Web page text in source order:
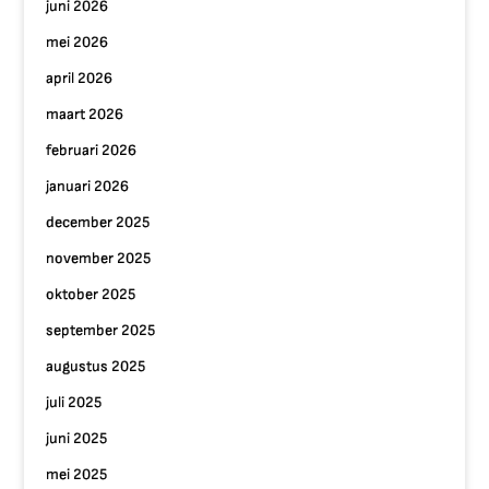
juni 2026
mei 2026
april 2026
maart 2026
februari 2026
januari 2026
december 2025
november 2025
oktober 2025
september 2025
augustus 2025
juli 2025
juni 2025
mei 2025